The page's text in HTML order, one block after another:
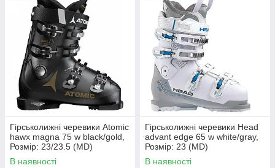
Гірськолижні черевики Atomic
hawx magna 75 w black/gold,
Розмір: 23/23.5 (MD)
В наявності
Гірськолижні черевики Head
advant edge 65 w white/gray,
Розмір: 23 (MD)
В наявності